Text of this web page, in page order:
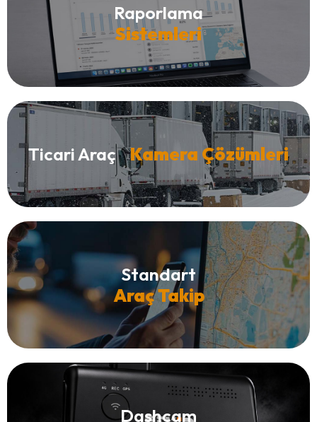
Raporlama
Sistemleri
Ticari AraçKamera Çözümleri
Standart
Araç Takip
Dashcam